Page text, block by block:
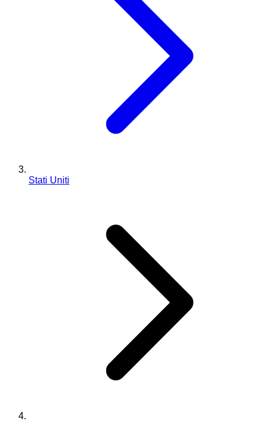
Stati Uniti